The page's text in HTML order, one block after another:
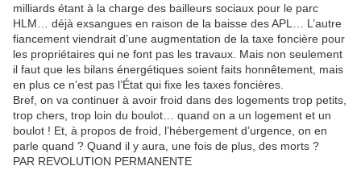
milliards étant à la charge des bailleurs sociaux pour le parc
HLM… déjà exsangues en raison de la baisse des APL… L’autre
fiancement viendrait d’une augmentation de la taxe foncière pour
les propriétaires qui ne font pas les travaux. Mais non seulement
il faut que les bilans énergétiques soient faits honnêtement, mais
en plus ce n’est pas l’État qui fixe les taxes foncières.
Bref, on va continuer à avoir froid dans des logements trop petits,
trop chers, trop loin du boulot… quand on a un logement et un
boulot ! Et, à propos de froid, l’hébergement d’urgence, on en
parle quand ? Quand il y aura, une fois de plus, des morts ?
PAR REVOLUTION PERMANENTE